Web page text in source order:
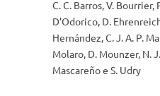
C. C. Barros, V.
D’Odorico, D.
Hernández, C. J. A. P.
Molaro, D. Mounzer, N.
Mascareño e S. Udry